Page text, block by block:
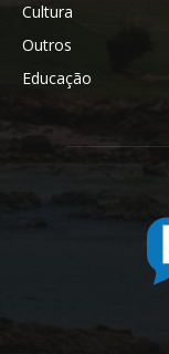
Cultura
Outros
Educação